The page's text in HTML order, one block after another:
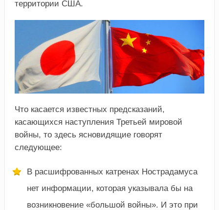
территории США.
Что касается известных предсказаний,
касающихся наступления Третьей мировой
войны, то здесь ясновидящие говорят
следующее:
В расшифрованных катренах Нострадамуса
нет информации, которая указывала бы на
возникновение «большой войны». И это при